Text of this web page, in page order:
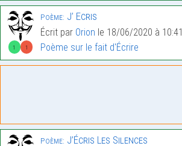
1 1
Poème: J’ Ecris
Écrit par Orion le 18/06/2020 à 10:41
Poème sur le fait d'Écrire
Poème: J’Écris Les Silences